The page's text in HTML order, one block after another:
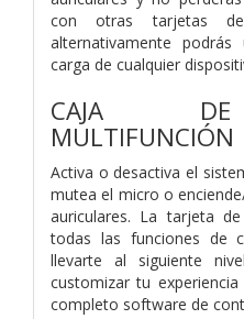
con otras tarjetas
alternativamente
carga de cualquier
CAJA DE
MULTIFUNCIÓN
Activa o desactiva el
mutea el micro o
auriculares. La tarjeta
todas las funciones de
llevarte al siguiente
customizar tu
completo software de